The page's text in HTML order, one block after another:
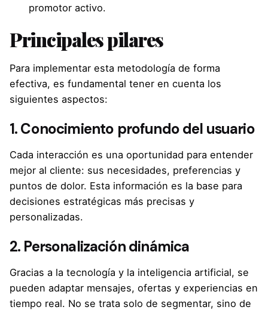
promotor activo.
Principales pilares
Para implementar esta metodología de forma
efectiva, es fundamental tener en cuenta los
siguientes aspectos:
1. Conocimiento profundo del usuario
Cada interacción es una oportunidad para entender
mejor al cliente: sus necesidades, preferencias y
puntos de dolor. Esta información es la base para
decisiones estratégicas más precisas y
personalizadas.
2. Personalización dinámica
Gracias a la tecnología y la inteligencia artificial, se
pueden adaptar mensajes, ofertas y experiencias en
tiempo real. No se trata solo de segmentar, sino de